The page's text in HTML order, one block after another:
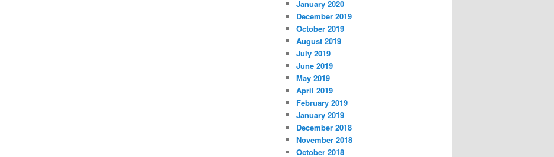
January 2020
December 2019
October 2019
August 2019
July 2019
June 2019
May 2019
April 2019
February 2019
January 2019
December 2018
November 2018
October 2018